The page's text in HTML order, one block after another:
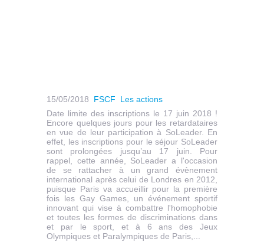
15/05/2018 FSCF
Les actions
Date limite des inscriptions le 17 juin 2018 !
Encore quelques jours pour les retardataires
en vue de leur participation à SoLeader. En
effet, les inscriptions pour le séjour SoLeader
sont prolongées jusqu’au 17 juin. Pour
rappel, cette année, SoLeader a l'occasion
de se rattacher à un grand évènement
international après celui de Londres en 2012,
puisque Paris va accueillir pour la première
fois les Gay Games, un événement sportif
innovant qui vise à combattre l'homophobie
et toutes les formes de discriminations dans
et par le sport, et à 6 ans des Jeux
Olympiques et Paralympiques de Paris,...